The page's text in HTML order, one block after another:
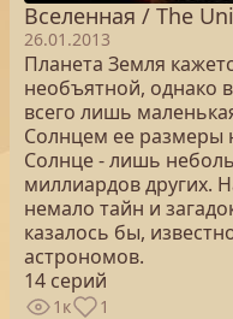
Вселенная / The
26.01.2013
Планета Земля
необъятной, однако
всего лишь
Солнцем ее размеры
Солнце - лишь
миллиардов других.
немало тайн и
казалось бы,
астрономов.
14 серий
1к 1